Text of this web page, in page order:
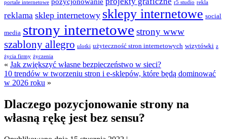
portale internetowe
r5 studio rekla
reklama sklep internetowy sklepy internetowe social
media strony internetowe strony www
szablony allegro ulotki użyteczność stron internetowych wizytówki z
życia firmy życzenia
« Jak zwiększyć własne bezpieczeństwo w sieci?
10 trendów w tworzeniu stron i e-sklepów, które będą dominować
w 2026 roku »
Dlaczego pozycjonowanie strony na
własną rękę jest bez sensu?